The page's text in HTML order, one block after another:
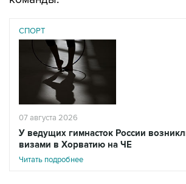
СПОРТ
07 августа 2026
У ведущих гимнасток России
визами в Хорватию на ЧЕ
Читать подробнее
"В качестве причины отказа